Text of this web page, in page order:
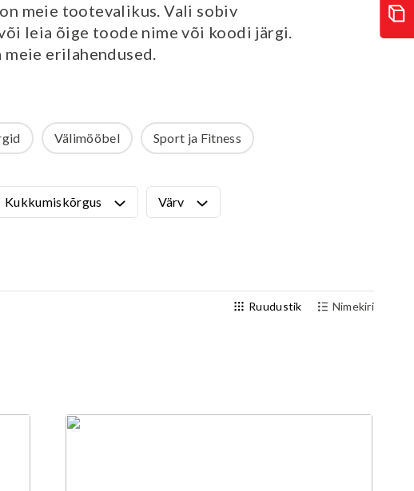
Spordivahendid
Välitreeningvahendid
Tänavatreening
TEQ mängulauad
Välijõusaal
meie tootevalikus. Vali sobiv
leia õige toode nime või koodi järgi.
meie erilahendused.
Välimööbel Sport ja Fitness
Kukkumiskõrgus
Värv
Ruudustik Nimekiri